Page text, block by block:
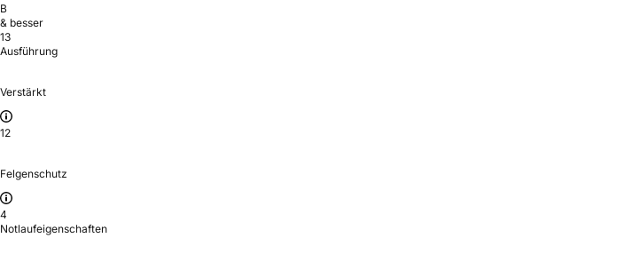
B
& besser
13
Ausführung
Verstärkt
12
Felgenschutz
4
Notlaufeigenschaften